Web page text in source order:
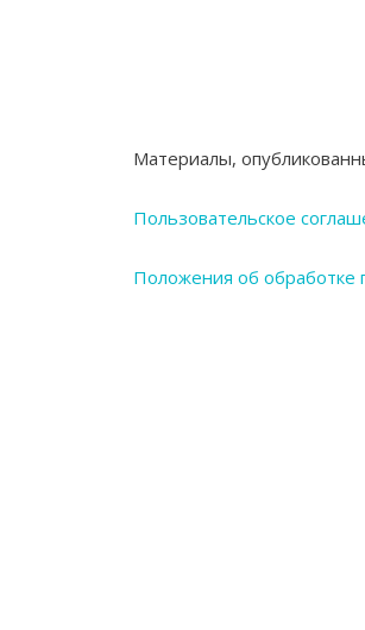
Материалы,
Пользовательское
Положения об обработке